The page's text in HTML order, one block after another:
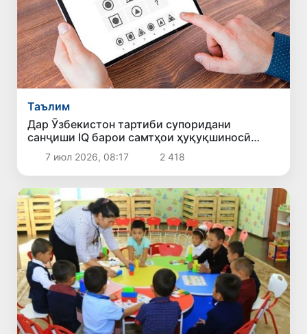
Таълим
Дар Ӯзбекистон тартиби супоридани
санҷиши IQ барои самтҳои ҳуқуқшиносӣ
муайян гардид
7 июл 2026, 08:17 2 418